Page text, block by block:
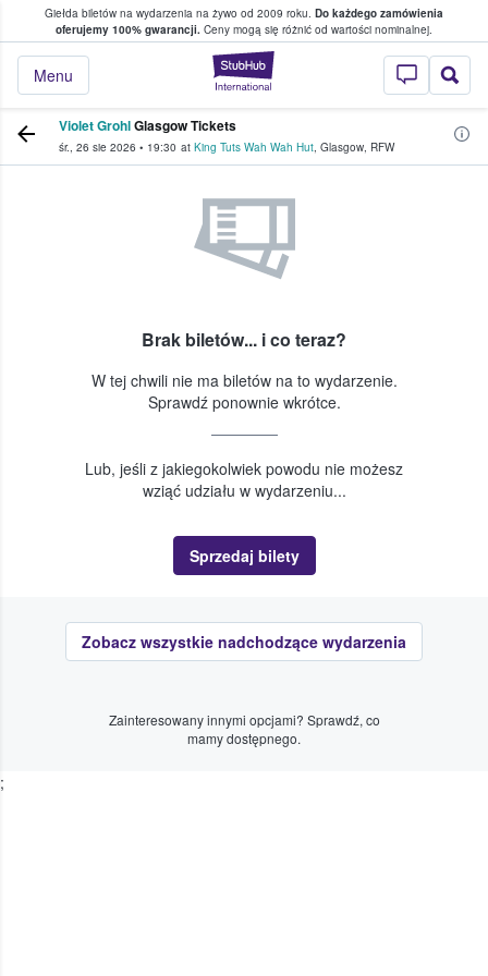
Giełda biletów na wydarzenia na żywo od 2009 roku. Do każdego zamówienia
oferujemy 100% gwarancji. Ceny mogą się różnić od wartości nominalnej.
StubHub —
Menu
w którym fani i kibice kupują i
Violet GrohlGlasgow Tickets
śr., 26 sie 2026 • 19:30 at King Tuts Wah Wah Hut, Glasgow, RFW
Brak biletów... i co teraz?
W tej chwili nie ma biletów na to wydarzenie.
Sprawdź ponownie wkrótce.
Lub, jeśli z jakiegokolwiek powodu nie możesz
wziąć udziału w wydarzeniu...
Sprzedaj bilety
Zobacz wszystkie nadchodzące wydarzenia
Zainteresowany innymi opcjami? Sprawdź, co
mamy dostępnego.
;